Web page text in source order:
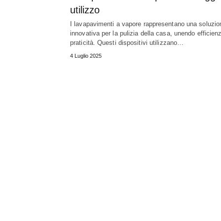
utilizzo
I lavapavimenti a vapore rappresentano una
innovativa per la pulizia della casa, unendo
praticità. Questi dispositivi utilizzano…
4 Luglio 2025